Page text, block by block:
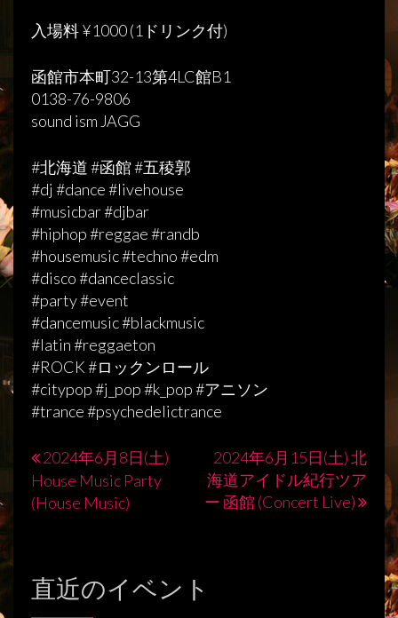
入場料 ¥1000 (1ドリンク付)
函館市本町32-13第4LC館B1
0138-76-9806
sound ism JAGG
#北海道 #函館 #五稜郭
#dj #dance #livehouse
#musicbar #djbar
#hiphop #reggae #randb
#housemusic #techno #edm
#disco #danceclassic
#party #event
#dancemusic #blackmusic
#latin #reggaeton
#ROCK #ロックンロール
#citypop #j_pop #k_pop #アニソン
#trance #psychedelictrance
投
稿
ゲ
2024年6月8日(土)
House Music Party
(House Music)
2024年6月15日(土) 北
海道アイドル紀行ツア
ー 函館 (Concert Live)
直近のイベント